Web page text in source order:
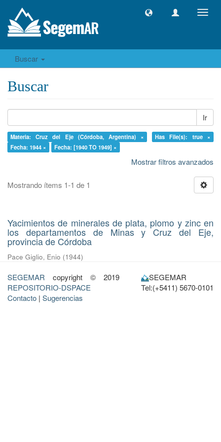
Buscar
Buscar
Ir
Materia: Cruz del Eje (Córdoba, Argentina) ×
Has File(s): true ×
Fecha: 1944 ×
Fecha: [1940 TO 1949] ×
Mostrar filtros avanzados
Mostrando ítems 1-1 de 1
Yacimientos de minerales de plata, plomo y zinc en
los departamentos de Minas y Cruz del Eje,
provincia de Córdoba
Pace Giglio, Enio (1944)
SEGEMAR copyright © 2019
REPOSITORIO-DSPACE
Contacto | Sugerencias
SEGEMAR
Tel:(+5411) 5670-0101